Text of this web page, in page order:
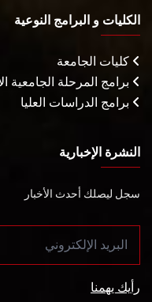
الكليات و البرامج النوعية
كليات الجامعة
برامج المرحلة الجامعية
برامج الدراسات العليا
النشرة الإخبارية
سجل ليصلك أحدث الأخبار
رأيك يهمنا